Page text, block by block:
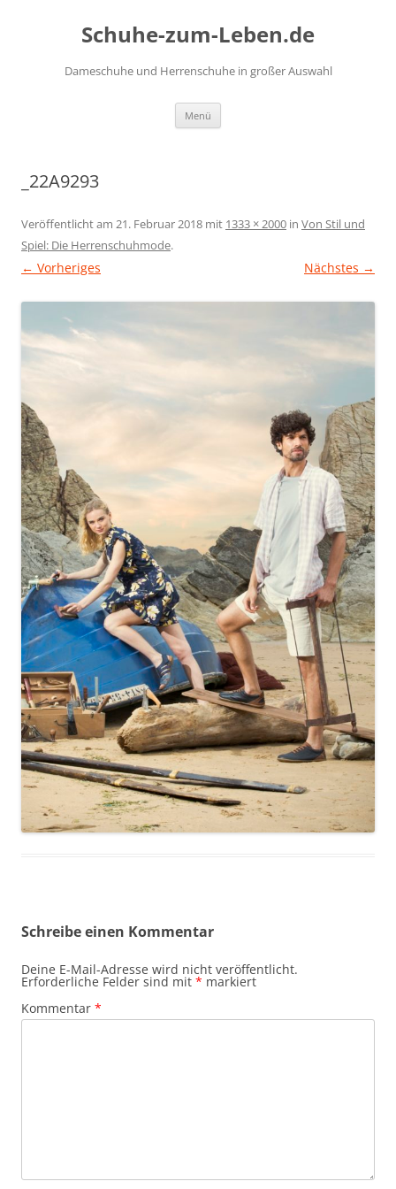
Schuhe-zum-Leben.de
Dameschuhe und Herrenschuhe in großer Auswahl
Menü
_22A9293
Veröffentlicht am 21. Februar 2018 mit 1333 × 2000 in Von Stil und
Spiel: Die Herrenschuhmode.
← Vorheriges Nächstes →
Schreibe einen Kommentar
Deine E-Mail-Adresse wird nicht veröffentlicht.
Erforderliche Felder sind mit * markiert
Kommentar *